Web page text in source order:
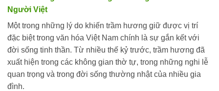
Người Việt
Một trong những lý do khiến trầm hương giữ được vị trí
đặc biệt trong văn hóa Việt Nam chính là sự gắn kết với
đời sống tinh thần. Từ nhiều thế kỷ trước, trầm hương đã
xuất hiện trong các không gian thờ tự, trong những nghi lễ
quan trọng và trong đời sống thường nhật của nhiều gia
đình.